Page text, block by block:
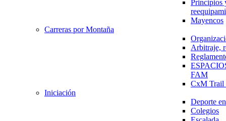
Principios
Mayencos
Carreras por Montaña
Arbitraje,
FAM
CxM
Iniciación
Deporte
Colegios